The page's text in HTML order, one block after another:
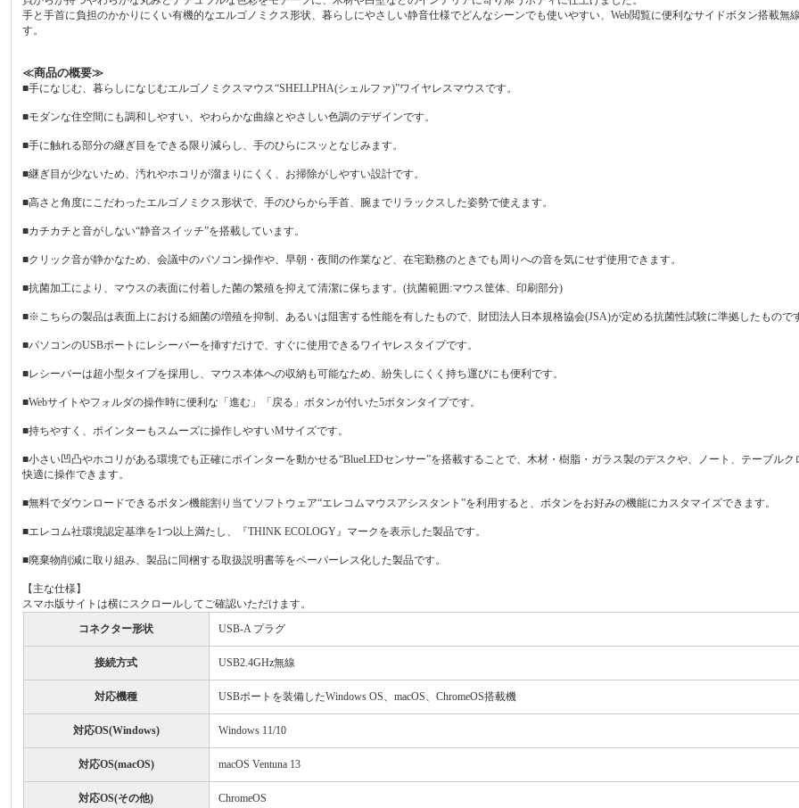
手と手首に負担のかかりにくい有機的なエルゴノミクス形状、暮らしにやさしい静音仕様でどんなシーンでも使いやすい、Web閲覧に便利なサイドボタン搭載無
す。
≪商品の概要≫
■手になじむ、暮らしになじむエルゴノミクスマウス“SHELLPHA(シェルファ)”ワイヤレスマウスです。
■モダンな住空間にも調和しやすい、やわらかな曲線とやさしい色調のデザインです。
■手に触れる部分の継ぎ目をできる限り減らし、手のひらにスッとなじみます。
■継ぎ目が少ないため、汚れやホコリが溜まりにくく、お掃除がしやすい設計です。
■高さと角度にこだわったエルゴノミクス形状で、手のひらから手首、腕までリラックスした姿勢で使えます。
■カチカチと音がしない“静音スイッチ”を搭載しています。
■クリック音が静かなため、会議中のパソコン操作や、早朝・夜間の作業など、在宅勤務のときでも周りへの音を気にせず使用できます。
■抗菌加工により、マウスの表面に付着した菌の繁殖を抑えて清潔に保ちます。(抗菌範囲:マウス筐体、印刷部分)
■※こちらの製品は表面上における細菌の増殖を抑制、あるいは阻害する性能を有したもので、財団法人日本規格協会(JSA)が定める抗菌性試験に準拠したもので
■パソコンのUSBポートにレシーバーを挿すだけで、すぐに使用できるワイヤレスタイプです。
■レシーバーは超小型タイプを採用し、マウス本体への収納も可能なため、紛失しにくく持ち運びにも便利です。
■Webサイトやフォルダの操作時に便利な「進む」「戻る」ボタンが付いた5ボタンタイプです。
■持ちやすく、ポインターもスムーズに操作しやすいMサイズです。
■小さい凹凸やホコリがある環境でも正確にポインターを動かせる“BlueLEDセンサー”を搭載することで、木材・樹脂・ガラス製のデスクや、ノート、テーブルク
快適に操作できます。
■無料でダウンロードできるボタン機能割り当てソフトウェア“エレコムマウスアシスタント”を利用すると、ボタンをお好みの機能にカスタマイズできます。
■エレコム社環境認定基準を1つ以上満たし、『THINK ECOLOGY』マークを表示した製品です。
■廃棄物削減に取り組み、製品に同梱する取扱説明書等をペーパーレス化した製品です。
【主な仕様】
スマホ版サイトは横にスクロールしてご確認いただけます。
コネクター形状
USB-A プラグ
接続方式 USB2.4GHz無線
対応機種 USBポートを装備したWindows OS、macOS、ChromeOS搭載機
対応OS(Windows) Windows 11/10
対応OS(macOS) macOS Ventuna 13
対応OS(その他) ChromeOS